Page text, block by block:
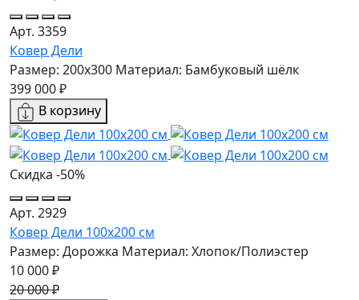
Арт. 3359
Ковер Дели
Размер: 200x300 Материал: Бамбуковый шёлк
399 000 ₽
В корзину
Скидка -50%
Арт. 2929
Ковер Дели 100х200 см
Размер: Дорожка Материал: Хлопок/Полиэстер
10 000 ₽
20 000 ₽